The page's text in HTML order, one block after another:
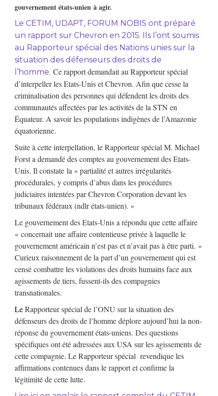
gouvernement états-unien à agir.
Le CETIM, UDAPT, FORUM NOBIS ont préparé
un rapport sur Chevron en 2015. Ils l’ont soumis
au Rapporteur spécial des Nations unies sur la
situation des défenseurs des droits de
l’homme. Ce rapport demandait au Rapporteur spécial
d’interpeller les Etats-Unis et Chevron. Afin que cesse la
criminalisation des personnes qui défendent les droits des
communautés affectées par les activités de la STN en
Équateur. A savoir les populations indigènes de l’Amazonie
équatorienne.
Suite à cette interpellation, le Rapporteur spécial M. Michael
Forst a demandé des comptes au gouvernement des Etats-
Unis. Il constate la « partialité et autres irrégularités
procédurales, y compris d’abus dans les procédures
judiciaires intentées par Chevron Corporation devant les
tribunaux fédéraux (ndlr états-unien). »
Le gouvernement des Etats-Unis a répondu que cette affaire
« concernait une affaire contentieuse privée à laquelle le
gouvernement américain n’est pas et n’avait pas à être parti. »
Curieux raisonnement de la part d’un gouvernement qui est
censé combattre les violations des droits humains face aux
agissements de tiers, fussent-ils des compagnies
transnationales.
LeRapporteur spécial de l’ONU sur la situation des
défenseurs des droits de l’homme déplore aujourd’hui la non-
réponse du gouvernement états-uniens. Des questions
spécifiques ont été adressées aux USA sur les agissements de
cette compagnie. Le Rapporteur spécial revendique les
affirmations contenues dans le rapport et confirme la
légitimité de cette lutte.